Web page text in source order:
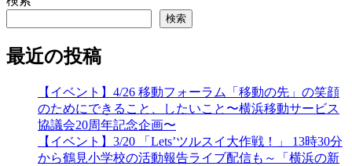
検索
最近の投稿
【イベント】4/26 移動フォーラム「移動の先」の笑顔
のためにできること、したいこと〜横浜移動サービス
協議会20周年記念企画〜
【イベント】3/20 「Lets’ツルスイ大作戦！」 13時30分
から鶴見小学校の活動報告ライブ配信も～「横浜の新